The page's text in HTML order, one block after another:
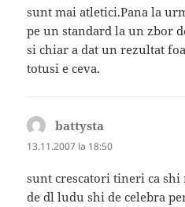
sunt mai atletici.Pana la
pe un standard la un zbor
si chiar a dat un rezultat
totusi e ceva.
battysta
13.11.2007 la 18:50
sunt crescatori tineri ca
de dl ludu shi de celebra